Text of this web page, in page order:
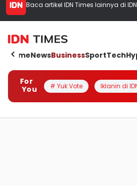
Baca artikel IDN Times lainnya di
HomeNewsBusinessSportTech
For
You
# Yuk Vote Iklanin di